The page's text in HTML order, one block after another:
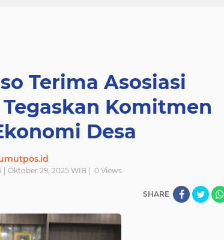
Terima Asosiasi
Tegaskan Komitmen
Desa
Oktober 29, 2025 WIB | 0Views
SHARE